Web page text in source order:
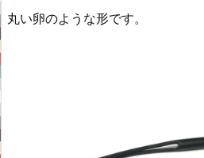
丸い卵のような形です。